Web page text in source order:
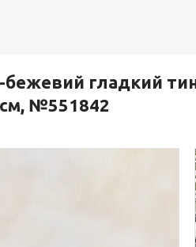
бежевий гладкий
№551842